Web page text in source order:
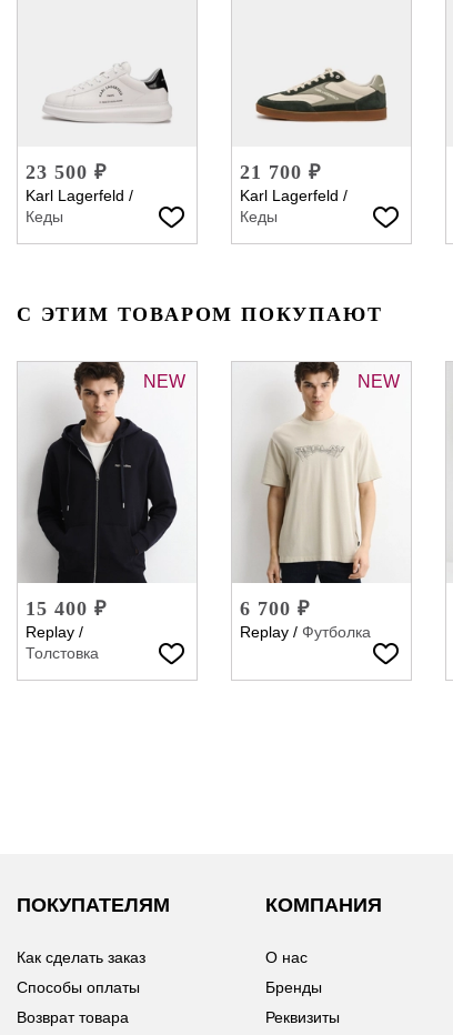
23 500 ₽
Karl Lagerfeld /
Кеды
21 700 ₽
Karl Lagerfeld /
Кеды
С ЭТИМ ТОВАРОМ ПОКУПАЮТ
NEW
15 400 ₽
Replay /
Толстовка
NEW
6 700 ₽
Replay / Футболка
ПОКУПАТЕЛЯМ
Как сделать заказ
Способы оплаты
Возврат товара
КОМПАНИЯ
О нас
Бренды
Реквизиты